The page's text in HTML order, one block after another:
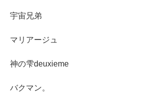
宇宙兄弟
マリアージュ
神の雫deuxieme
バクマン。